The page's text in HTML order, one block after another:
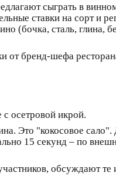
сыграть в
ставки на сорт и
(бочка, сталь, глина,
от бренд-шефа
осетровой икрой.
Это "кокосовое сало".
15 секунд – по
обсуждают те